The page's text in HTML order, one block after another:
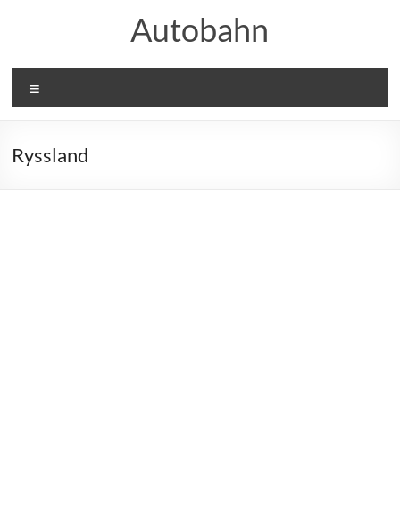
Autobahn
Ryssland